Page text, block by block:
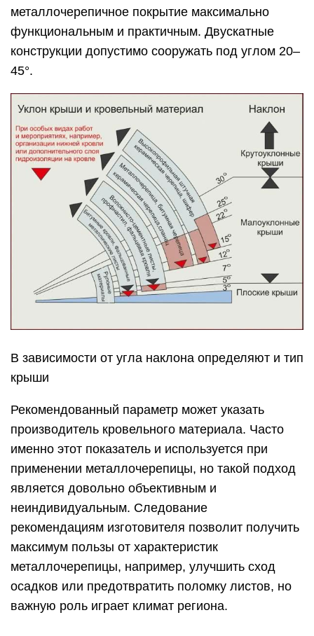
металлочерепичное покрытие максимально
функциональным и практичным. Двускатные
конструкции допустимо сооружать под углом 20–
45°.
В зависимости от угла наклона определяют и тип
крыши
Рекомендованный параметр может указать
производитель кровельного материала. Часто
именно этот показатель и используется при
применении металлочерепицы, но такой подход
является довольно объективным и
неиндивидуальным. Следование
рекомендациям изготовителя позволит получить
максимум пользы от характеристик
металлочерепицы, например, улучшить сход
осадков или предотвратить поломку листов, но
важную роль играет климат региона.